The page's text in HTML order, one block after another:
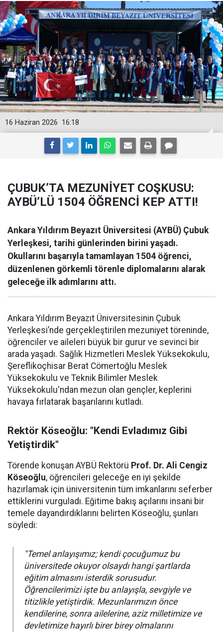
16:18
16 Haziran 2026
ÇUBUK’TA MEZUNİYET COŞKUSU:
AYBÜ’LÜ 1504 ÖĞRENCİ KEP ATTI!
Ankara Yıldırım Beyazıt Üniversitesi (AYBÜ) Çubuk
Yerleşkesi, tarihi günlerinden birini yaşadı.
Okullarını başarıyla tamamlayan 1504 öğrenci,
düzenlenen görkemli törenle diplomalarını alarak
geleceğe ilk adımlarını attı.
Ankara Yıldırım Beyazıt Üniversitesinin Çubuk
Yerleşkesi’nde gerçekleştirilen mezuniyet töreninde,
öğrenciler ve aileleri büyük bir gurur ve sevinci bir
arada yaşadı. Sağlık Hizmetleri Meslek Yüksekokulu,
Şereflikoçhisar Berat Cömertoğlu Meslek
Yüksekokulu ve Teknik Bilimler Meslek
Yüksekokulu'ndan mezun olan gençler, keplerini
havaya fırlatarak başarılarını kutladı.
Rektör Köseoğlu: "Kendi Evladımız Gibi
Yetiştirdik"
Törende konuşan AYBÜ Rektörü Prof. Dr. Ali Cengiz
Köseoğlu, öğrencileri geleceğe en iyi şekilde
hazırlamak için üniversitenin tüm imkanlarını seferber
ettiklerini vurguladı. Eğitime bakış açılarını insani bir
temele dayandırdıklarını belirten Köseoğlu, şunları
söyledi:
"Temel anlayışımız; kendi çocuğumuz bu
üniversitede okuyor olsaydı hangi şartlarda
eğitim almasını isterdik sorusudur.
Öğrencilerimizi işte bu anlayışla, sevgiyle ve
titizlikle yetiştirdik. Mezunlarımızın önce
kendilerine, sonra ailelerine, aziz milletimize ve
devletimize hayırlı birer birey olmalarını